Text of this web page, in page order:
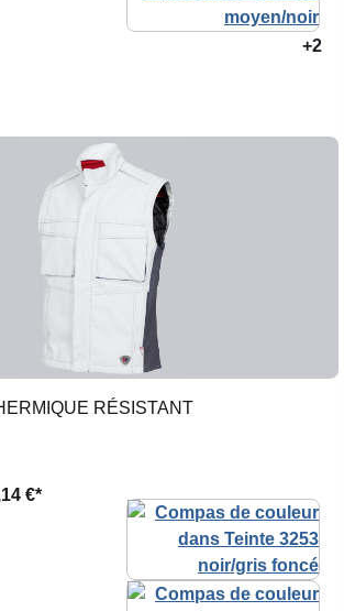
+2
RÉSISTANT
€*